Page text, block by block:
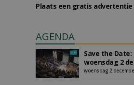
Plaats een gratis advertentie
AGENDA
Save the Date:
woensdag 2
woensdag 2